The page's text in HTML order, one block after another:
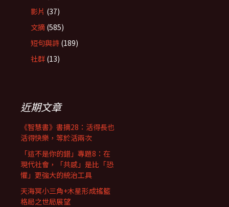
影片 (37)
文摘 (585)
短句與詩 (189)
社群 (13)
近期文章
《智慧書》書摘28：活得長也
活得快樂，等於活兩次
「這不是你的錯」專題8：在
現代社會，「共感」是比「恐
懼」更強大的統治工具
天海冥小三角+木星形成搖籃
格局之世局展望